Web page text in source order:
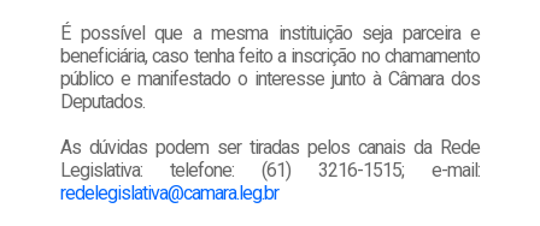
É possível que a mesma instituição seja parceira e
beneficiária, caso tenha feito a inscrição no chamamento
público e manifestado o interesse junto à Câmara dos
Deputados.
As dúvidas podem ser tiradas pelos canais da Rede
Legislativa: telefone: (61) 3216-1515; e-mail:
redelegislativa@camara.leg.br